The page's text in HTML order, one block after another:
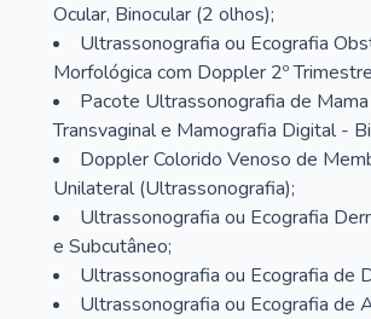
Ocular, Binocular (2 olhos);
Ultrassonografia ou Ecografia
Morfológica com Doppler 2º
Pacote Ultrassonografia de
Transvaginal e Mamografia Digital -
Doppler Colorido Venoso de
Unilateral (Ultrassonografia);
Ultrassonografia ou Ecografia
e Subcutâneo;
Ultrassonografia ou Ecografia de
Ultrassonografia ou Ecografia de